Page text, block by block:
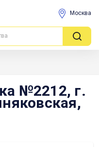
Москва
№2212, г.